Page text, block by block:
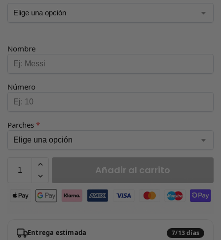
Nombre
Número
Parches *
Añadir al carrito
Entrega estimada 7/13 días